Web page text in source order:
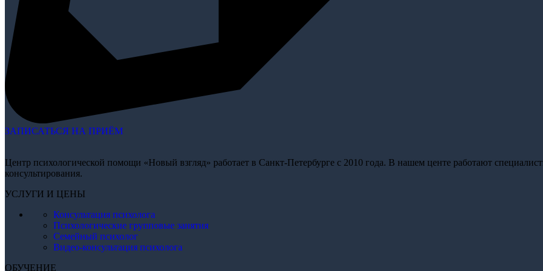
ЗАПИСАТЬСЯ НА ПРИЁМ
Центр психологической помощи «Новый взгляд» работает в Санкт-Петербурге с 2010 года. В нашем центе работают
консультирования.
УСЛУГИ И ЦЕНЫ
Консультация психолога
Психологические групповые занятия
Семейный психолог
Видео-консультация психолога
ОБУЧЕНИЕ